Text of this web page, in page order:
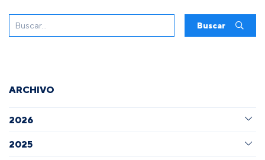
Buscar
ARCHIVO
2026
2025